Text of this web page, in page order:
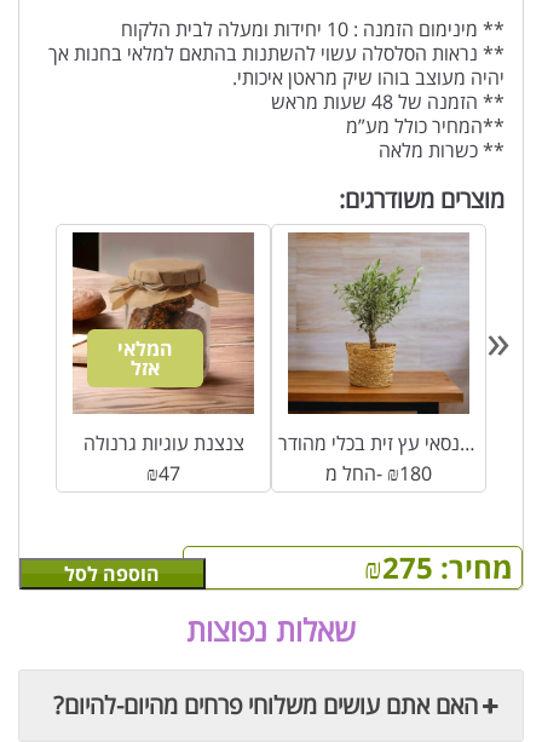
** מינימום הזמנה : 10 יחידות ומעלה לבית הלקוח
** נראות הסלסלה עשוי להשתנות בהתאם למלאי בחנות אך
יהיה מעוצב בוהו שיק מראטן איכותי.
** הזמנה של 48 שעות מראש
**המחיר כולל מע”מ
** כשרות מלאה
מחיר: ₪275 הוספה לסל
מוצרים משודרגים:
המלאי
אזל
צנצנת עוגיות גרנולה
₪47
עציץ בונסאי עץ זית בכלי מהודר
החל מ- ₪180
«
שאלות נפוצות
האם אתם עושים משלוחי פרחים מהיום-להיום?